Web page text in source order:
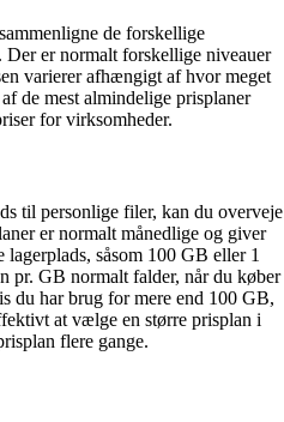
de forskellige
er normalt forskellige niveauer
varierer afhængigt af hvor meget
de mest almindelige prisplaner
for virksomheder.
til personlige filer, kan du overveje
er normalt månedlige og giver
såsom 100 GB eller 1
GB normalt falder, når du køber
du har brug for mere end 100 GB,
at vælge en større prisplan i
flere gange.